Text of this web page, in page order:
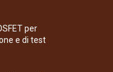
per
e di test